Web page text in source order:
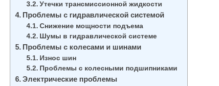
Утечки трансмиссионной жидкости
Проблемы с гидравлической системой
Снижение мощности подъема
Шумы в гидравлической системе
Проблемы с колесами и шинами
Износ шин
Проблемы с колесными подшипниками
Электрические проблемы